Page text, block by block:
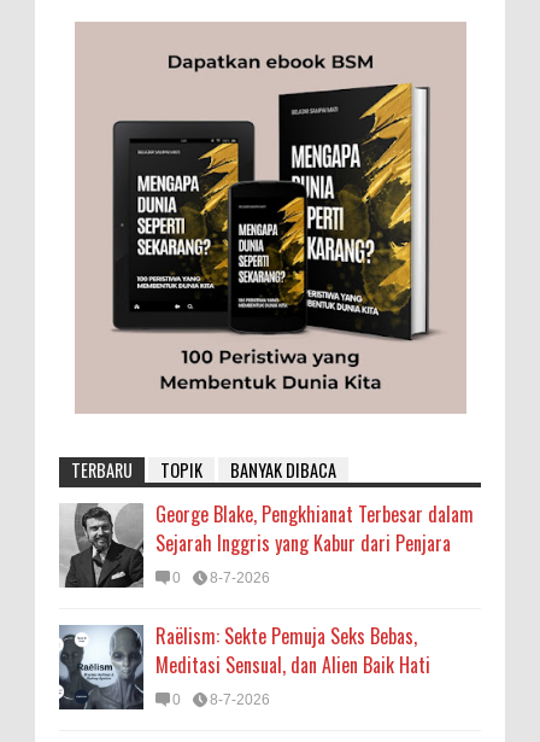
TERBARU TOPIK BANYAK DIBACA
George Blake, Pengkhianat Terbesar dalam
Sejarah Inggris yang Kabur dari Penjara
0 8-7-2026
Raëlism: Sekte Pemuja Seks Bebas,
Meditasi Sensual, dan Alien Baik Hati
0 8-7-2026